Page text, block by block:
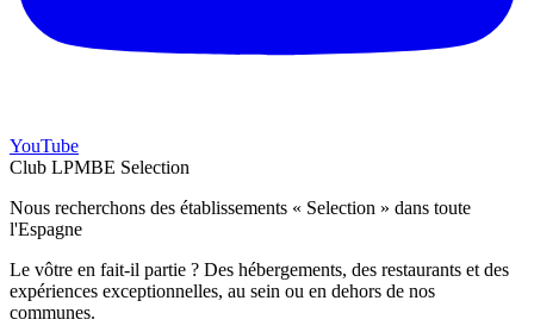
YouTube
Club LPMBE Selection
Nous recherchons des établissements « Selection » dans toute
l'Espagne
Le vôtre en fait-il partie ? Des hébergements, des restaurants et des
expériences exceptionnelles, au sein ou en dehors de nos
communes.